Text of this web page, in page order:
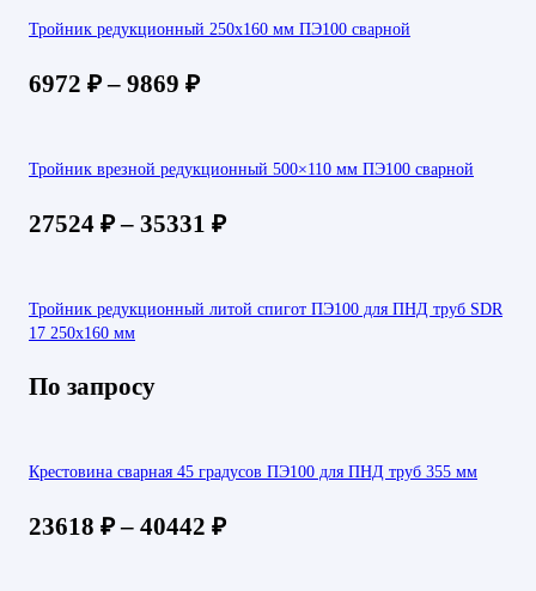
Тройник редукционный 250х160 мм ПЭ100 сварной
6972 ₽– 9869 ₽
Тройник врезной редукционный 500×110 мм ПЭ100 сварной
27524 ₽– 35331 ₽
Тройник редукционный литой спигот ПЭ100 для ПНД труб SDR
17 250х160 мм
По запросу
Крестовина сварная 45 градусов ПЭ100 для ПНД труб 355 мм
23618 ₽– 40442 ₽